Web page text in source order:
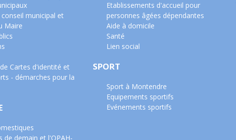
conseil municipal et
Maire
Cartes d'identité et
- démarches pour la
de demain et l'OPAH-
Etablissements d'accueil pour
personnes âgées dépendantes
Aide à domicile
Santé
Lien social
SPORT
Sport à Montendre
Equipements sportifs
Evénements sportifs